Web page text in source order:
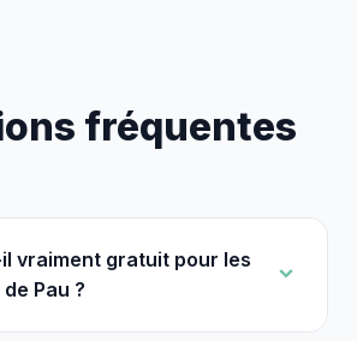
fréquentes
vraiment gratuit pour les
Pau ?